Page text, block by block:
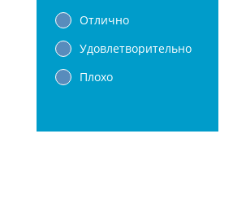
Отлично
Удовлетворительно
Плохо